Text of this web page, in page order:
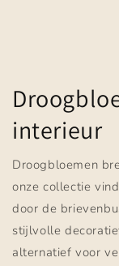
interieur
Droogbloemen
onze collectie
door de
stijlvolle
alternatief voor